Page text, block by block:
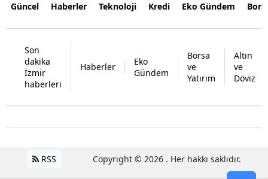
Güncel Haberler Teknoloji Kredi Eko Gündem
Son
dakika
İzmir
haberleri
Haberler
Eko
Gündem
Borsa
ve
Yatırım
Altın
ve
Döviz
RSS Copyright © 2026 . Her hakkı saklıdır.